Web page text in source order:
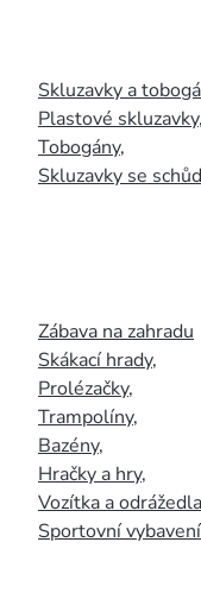
Skluzavky a
Plastové skluzavky,
Tobogány,
Skluzavky se
Zábava na zahradu
Skákací hrady,
Prolézačky,
Trampolíny,
Bazény,
Hračky a hry,
Vozítka a odrážedla
Sportovní vybavení